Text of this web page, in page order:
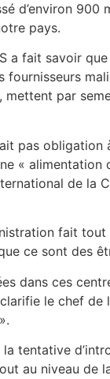
d’environ 900
pays.
a fait savoir
mettent par
pas
«
de la
fait
ce sont des
dans ces
le chef
la tentative
au niveau de